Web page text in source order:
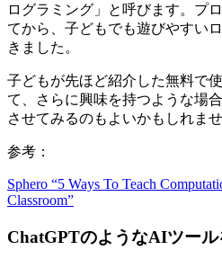
ログラミング」と呼びます。プ
てから、子どもでも遊びやすい
きました。
子どもが先ほど紹介した無料で
て、さらに興味を持つような場
させてみるのもよいかもしれませ
参考：
Sphero “5 Ways To Teach
Classroom”
ChatGPTのようなAIツー